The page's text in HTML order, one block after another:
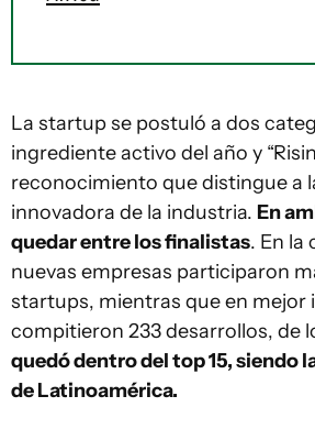
La startup se postuló a dos
ingrediente activo del año y
reconocimiento que distingue a
innovadora de la industria. En
quedar entre los finalistas. En la
nuevas empresas participaron
startups, mientras que en mejor
compitieron 233 desarrollos, de
quedó dentro del top 15, siendo
de Latinoamérica.